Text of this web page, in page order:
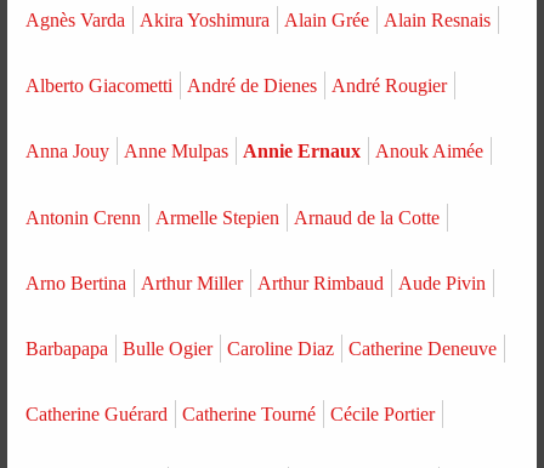
Agnès Varda Akira Yoshimura Alain Grée Alain Resnais
Alberto Giacometti André de Dienes André Rougier
Anna Jouy Anne Mulpas Annie Ernaux Anouk Aimée
Antonin Crenn Armelle Stepien Arnaud de la Cotte
Arno Bertina Arthur Miller Arthur Rimbaud Aude Pivin
Barbapapa Bulle Ogier Caroline Diaz Catherine Deneuve
Catherine Guérard Catherine Tourné Cécile Portier